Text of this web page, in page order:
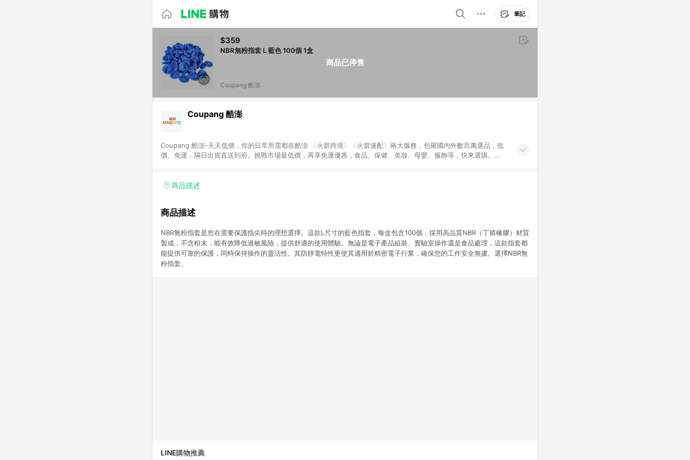
筆記
商品已停售
$359
NBR無粉指套 L 藍色 100個 1盒
Coupang 酷澎
Coupang 酷澎
Coupang 酷澎-天天低價，你的日常所需都在酷澎 〈火箭跨境〉〈火箭速配〉兩大服務，包羅國內外數百萬選品，低
價、免運，隔日出貨直送到府。挑戰市場最低價，再享免運優惠，食品、保健、美妝、母嬰、服飾等，快來選購。
商品描述
商品描述
NBR無粉指套是您在需要保護指尖時的理想選擇。這款L尺寸的藍色指套，每盒包含100個，採用高品質NBR（丁腈橡膠）材質
製成，不含粉末，能有效降低過敏風險，提供舒適的使用體驗。無論是電子產品組裝、實驗室操作還是食品處理，這款指套都
能提供可靠的保護，同時保持操作的靈活性。其防靜電特性更使其適用於精密電子行業，確保您的工作安全無虞。選擇NBR無
粉指套。
LINE購物推薦